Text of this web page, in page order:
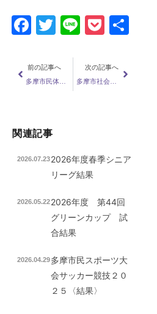
Facebook
Twitter
LinePocket
前の記事へ 次の記事へ
関連記事
2026年度春季シニア
リーグ結果
2026.07.23
2026年度 第44回
グリーンカップ 試
合結果
2026.05.22
多摩市民スポーツ大
会サッカー競技２０
２５〈結果〉
2026.04.29